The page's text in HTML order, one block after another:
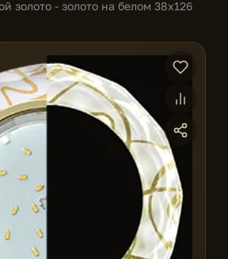
золото - золото на белом 38x126